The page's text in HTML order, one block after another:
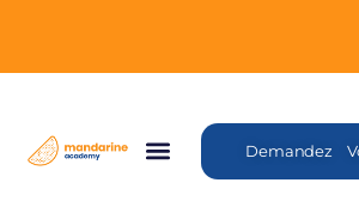
Demandez